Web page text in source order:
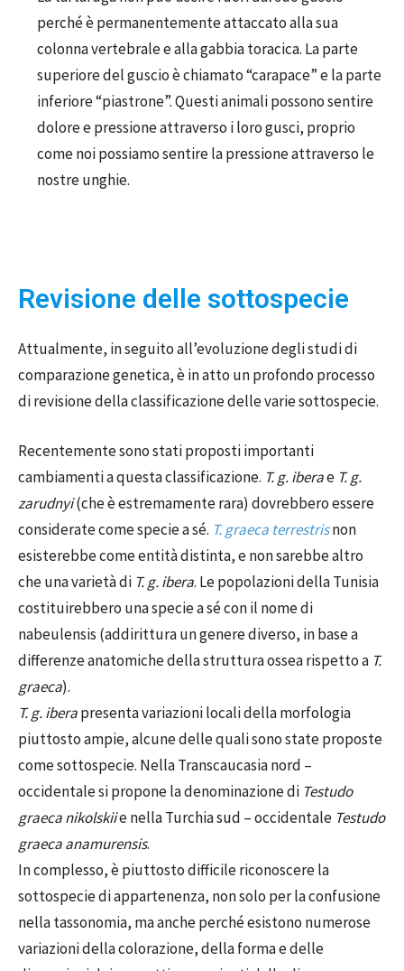
perché è permanentemente attaccato alla sua
colonna vertebrale e alla gabbia toracica. La parte
superiore del guscio è chiamato “carapace” e la parte
inferiore “piastrone”. Questi animali possono sentire
dolore e pressione attraverso i loro gusci, proprio
come noi possiamo sentire la pressione attraverso le
nostre unghie.
Revisione delle sottospecie
Attualmente, in seguito all’evoluzione degli studi di
comparazione genetica, è in atto un profondo processo
di revisionedella classificazione delle varie sottospecie.
Recentemente sono stati proposti importanti
cambiamenti a questa classificazione. T. g. iberae T. g.
zarudnyi(che è estremamente rara) dovrebbero essere
considerate come specie a sé. T. graeca terrestrisnon
esisterebbe come entità distinta, e non sarebbe altro
che una varietà di T. g. ibera. Le popolazioni della Tunisia
costituirebbero una specie a sé con il nome di
nabeulensis (addirittura un genere diverso, in base a
differenze anatomiche della struttura ossea rispetto a T.
graeca).
T. g. iberapresenta variazioni locali della morfologia
piuttosto ampie, alcune delle quali sono state proposte
come sottospecie. Nella Transcaucasia nord –
occidentale si propone la denominazione di Testudo
graeca nikolskiie nella Turchia sud – occidentale Testudo
graeca anamurensis.
In complesso, è piuttosto difficile riconoscere la
sottospecie di appartenenza, non solo per la confusione
nella tassonomia, ma anche perché esistono numerose
variazioni della colorazione, della forma e delle